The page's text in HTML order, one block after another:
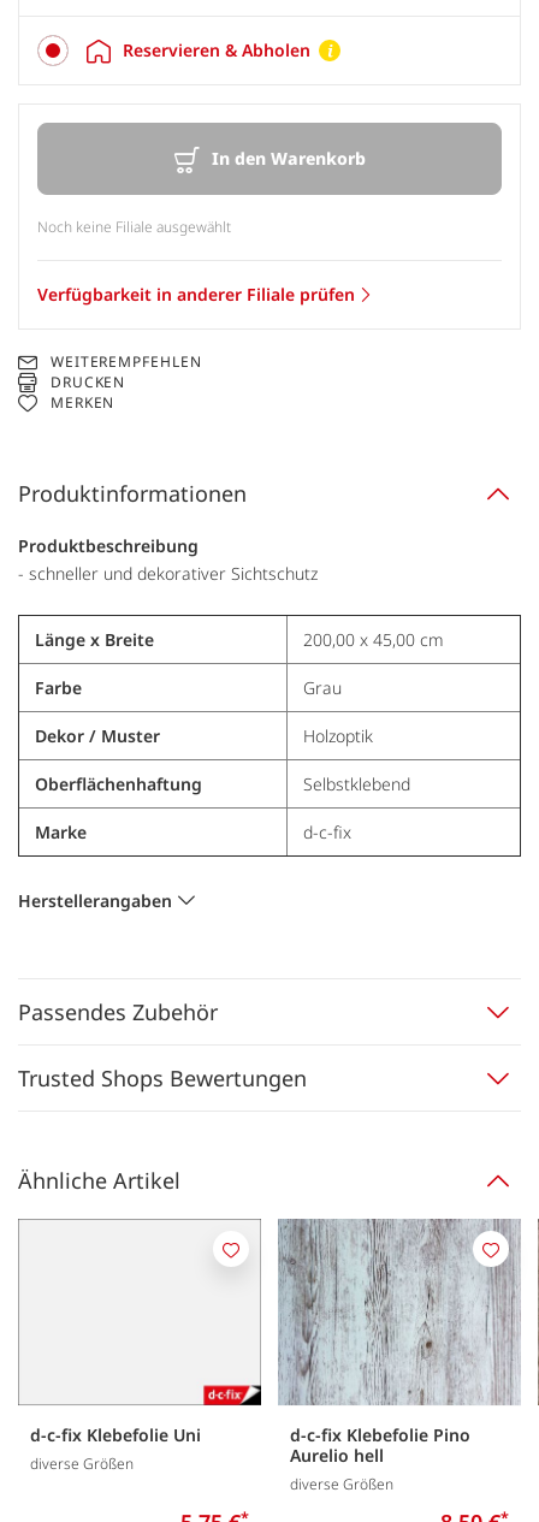
Reservieren & Abholen
In den Warenkorb
Noch keine Filiale ausgewählt
Verfügbarkeit in anderer Filiale prüfen
WEITEREMPFEHLEN
DRUCKEN
MERKEN
Produktinformationen
Produktbeschreibung
- schneller und dekorativer Sichtschutz
Länge x Breite 200,00 x 45,00 cm
Farbe Grau
Dekor / Muster Holzoptik
Oberflächenhaftung Selbstklebend
Marke d-c-fix
Herstellerangaben
Passendes Zubehör
Trusted Shops Bewertungen
Ähnliche Artikel
d-c-fix Klebefolie Uni
diverse Größen
*
Merken
d-c-fix Klebefolie Pino
Aurelio hell
diverse Größen
*